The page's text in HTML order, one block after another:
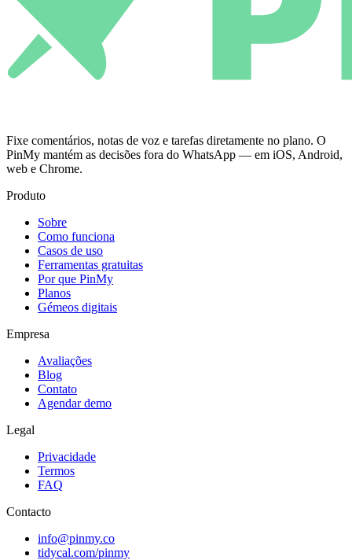
Fixe comentários, notas de voz e tarefas diretamente no plano. O
PinMy mantém as decisões fora do WhatsApp — em iOS, Android,
web e Chrome.
Produto
Sobre
Como funciona
Casos de uso
Ferramentas gratuitas
Por que PinMy
Planos
Gémeos digitais
Empresa
Avaliações
Blog
Contato
Agendar demo
Legal
Privacidade
Termos
FAQ
Contacto
info@pinmy.co
tidycal.com/pinmy